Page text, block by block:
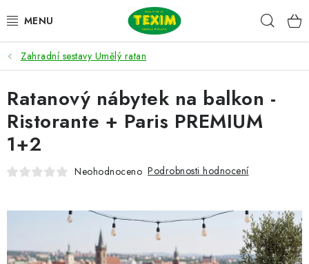
na
ZAHRADNÍ SESTAVY
ŽIDLE
STOLY
LAVICE
Zahradní sestavy Umělý ratan
Ratanový nábytek na balkon -
Ristorante + Paris PREMIUM
1+2
Neohodnoceno Podrobnosti hodnocení